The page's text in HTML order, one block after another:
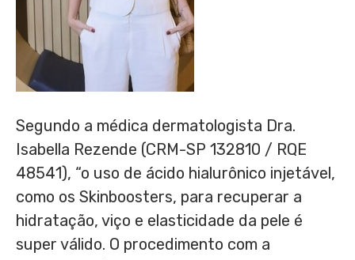
Segundo a médica dermatologista Dra.
Isabella Rezende (CRM-SP 132810 / RQE
48541), “o uso de ácido hialurônico injetável,
como os Skinboosters, para recuperar a
hidratação, viço e elasticidade da pele é
super válido. O procedimento com a